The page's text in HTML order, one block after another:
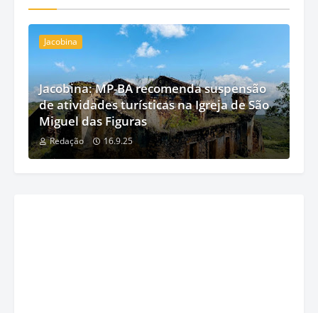
Jacobina
Jacobina: MP-BA recomenda suspensão
de atividades turísticas na Igreja de São
Miguel das Figuras
Redação 16.9.25